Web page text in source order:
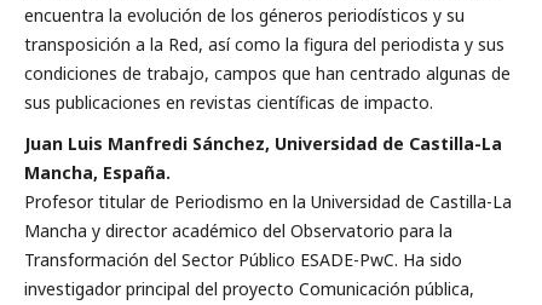
encuentra la evolución de los géneros periodísticos y su
transposición a la Red, así como la figura del periodista y sus
condiciones de trabajo, campos que han centrado algunas de
sus publicaciones en revistas científicas de impacto.
Juan Luis Manfredi Sánchez, Universidad de Castilla-La
Mancha, España.
Profesor titular de Periodismo en la Universidad de Castilla-La
Mancha y director académico del Observatorio para la
Transformación del Sector Público ESADE-PwC. Ha sido
investigador principal del proyecto Comunicación pública,